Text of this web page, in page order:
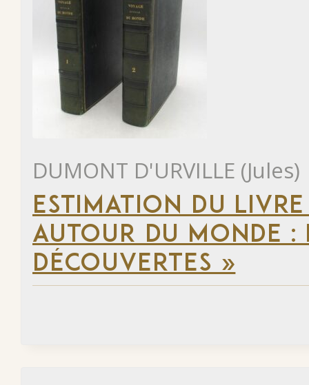
DUMONT D'URVILLE (Jules)
ESTIMATION DU
AUTOUR DU MONDE :
DÉCOUVERTES »